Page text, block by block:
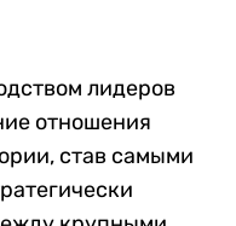
лидеров
отношения
став самыми